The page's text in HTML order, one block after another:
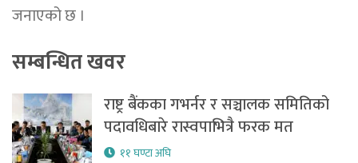
जनाएको छ ।
सम्बन्धित खवर
राष्ट्र बैंकका गभर्नर र सञ्चालक समितिको
पदावधिबारे रास्वपाभित्रै फरक मत
११ घण्टा अघि